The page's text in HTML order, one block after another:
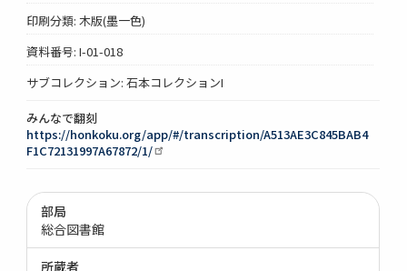
印刷分類: 木版(墨一色)
資料番号: I-01-018
サブコレクション: 石本コレクションI
みんなで翻刻
https://honkoku.org/app/#/transcription/A513AE3C845BAB4
F1C72131997A67872/1/
部局
総合図書館
所蔵者